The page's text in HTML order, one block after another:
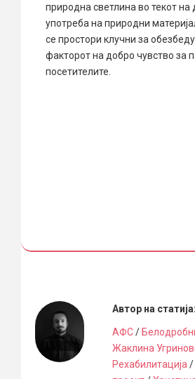
природна светлина во текот на
употреба на природни
се простори клучни за
факторот на добро чувство за
посетителите.
Автор на статија:
АФС/
Жаклина
Рехабилитација /